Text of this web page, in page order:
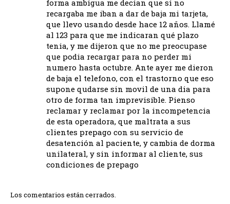
forma ambigua me decian que si no
recargaba me iban a dar de baja mi tarjeta,
que llevo usando desde hace 12 años. Llamé
al 123 para que me indicaran qué plazo
tenia, y me dijeron que no me preocupase
que podia recargar para no perder mi
numero hasta octubre. Ante ayer me dieron
de baja el telefono, con el trastorno que eso
supone qudarse sin movil de una dia para
otro de forma tan imprevisible. Pienso
reclamar y reclamar por la incompetencia
de esta operadora, que maltrata a sus
clientes prepago con su servicio de
desatención al paciente, y cambia de dorma
unilateral, y sin informar al cliente, sus
condiciones de prepago
Los comentarios están cerrados.